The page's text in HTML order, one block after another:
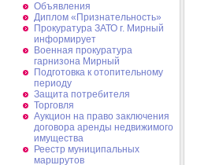
Объявления
Диплом «Признательность»
Прокуратура ЗАТО г. Мирный
информирует
Военная прокуратура
гарнизона Мирный
Подготовка к отопительному
периоду
Защита потребителя
Торговля
Аукцион на право заключения
договора аренды недвижимого
имущества
Реестр муниципальных
маршрутов